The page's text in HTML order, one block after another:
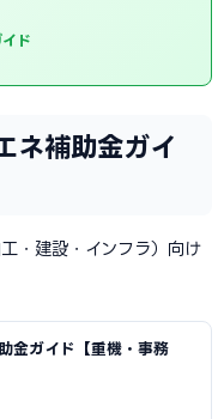
イド
ネ補助金ガイ
・建設・インフラ）向け
金ガイド【重機・事務